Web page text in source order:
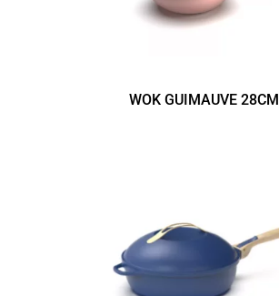
WOK GUIMAUVE 28CM